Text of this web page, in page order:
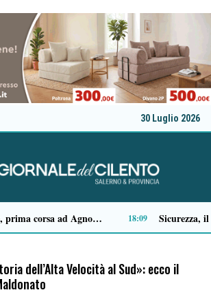
30 Luglio 2026
Capaccio Paestum spazio di legalità: oltre 43 ettari di beni confiscati destinati a progetti sociali 14:14
dell’Alta Velocità al Sud»: ecco il